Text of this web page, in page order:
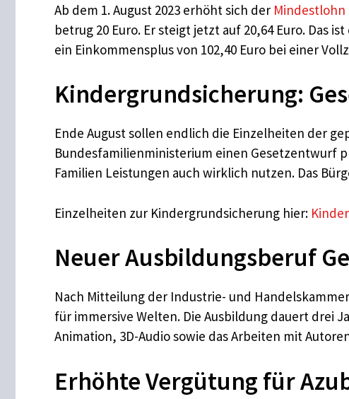
Ab dem 1. August 2023 erhöht sich der Mindestlohn
betrug 20 Euro. Er steigt jetzt auf 20,64 Euro. Das
ein Einkommensplus von 102,40 Euro bei einer
Kindergrundsicherung:
Ende August sollen endlich die Einzelheiten der
Bundesfamilienministerium einen Gesetzentwurf
Familien Leistungen auch wirklich nutzen. Das
Einzelheiten zur Kindergrundsicherung hier:
Neuer Ausbildungsberuf
Nach Mitteilung der Industrie- und
für immersive Welten. Die Ausbildung dauert drei
Animation, 3D-Audio sowie das Arbeiten mit
Erhöhte Vergütung für